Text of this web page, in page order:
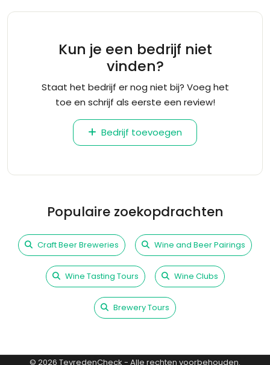
Kun je een bedrijf niet
vinden?
Staat het bedrijf er nog niet bij? Voeg het
toe en schrijf als eerste een review!
Bedrijf toevoegen
Populaire zoekopdrachten
Craft Beer Breweries Wine and Beer Pairings
Wine Tasting Tours Wine Clubs
Brewery Tours
© 2026 TevredenCheck - Alle rechten voorbehouden.